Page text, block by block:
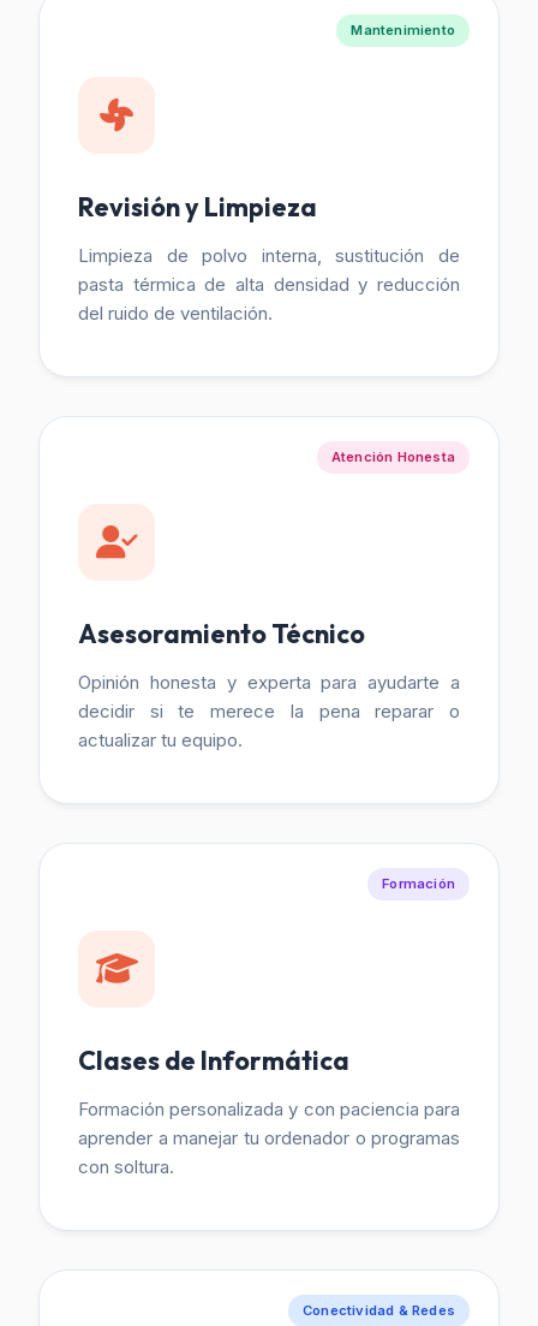
Mantenimiento
Revisión y Limpieza
Limpieza de polvo interna, sustitución de
pasta térmica de alta densidad y reducción
del ruido de ventilación.
Atención Honesta
Asesoramiento Técnico
Opinión honesta y experta para ayudarte a
decidir si te merece la pena reparar o
actualizar tu equipo.
Formación
Clases de Informática
Formación personalizada y con paciencia para
aprender a manejar tu ordenador o programas
con soltura.
Conectividad & Redes